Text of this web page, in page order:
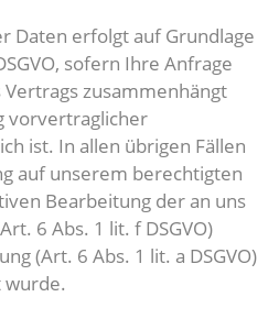
Daten erfolgt auf Grundlage
sofern Ihre Anfrage
zusammenhängt
vorvertraglicher
ist. In allen übrigen Fällen
auf unserem berechtigten
Bearbeitung der an uns
6 Abs. 1 lit. f DSGVO)
(Art. 6 Abs. 1 lit. a DSGVO)
wurde.